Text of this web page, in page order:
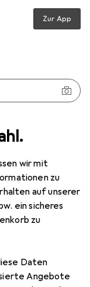
wir mit
zu
auf unserer
ein sicheres
zu
Daten
Angebote
Zur App